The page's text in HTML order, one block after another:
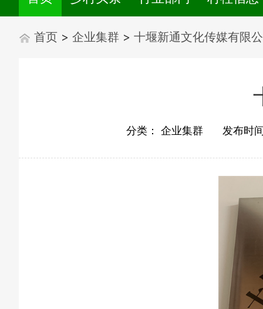
首页 > 企业集群 > 十堰新通文化传媒有限
分类： 企业集群 发布时